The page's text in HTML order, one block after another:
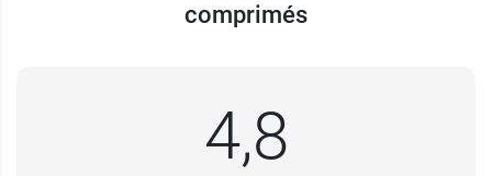
comprimés
4,8